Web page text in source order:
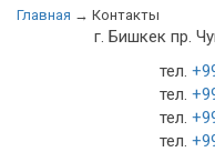
Главная → Контакты
г. Бишкек пр.
тел.
тел.
тел.
тел.